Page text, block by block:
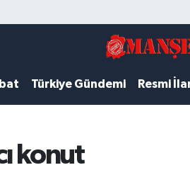
Türkiye Gündemi Resmi
konut